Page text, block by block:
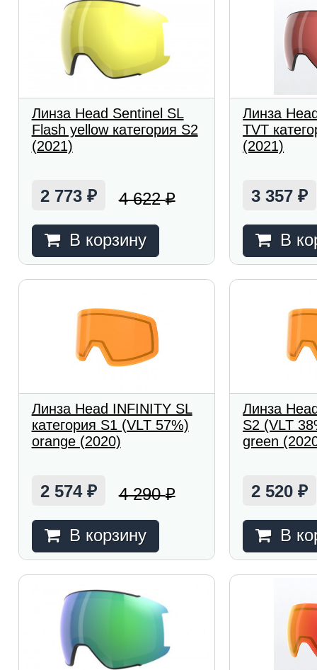
Линза Head Sentinel SL
Flash yellow категория S2
(2021)
2 773 ₽ 4 622₽
В корзину
Линза
TVT
(2021)
3 357₽
В
Линза Head INFINITY SL
категория S1 (VLT 57%)
orange (2020)
2 574 ₽ 4 290₽
В корзину
Линза
S2 (VLT
green
2 520₽
В